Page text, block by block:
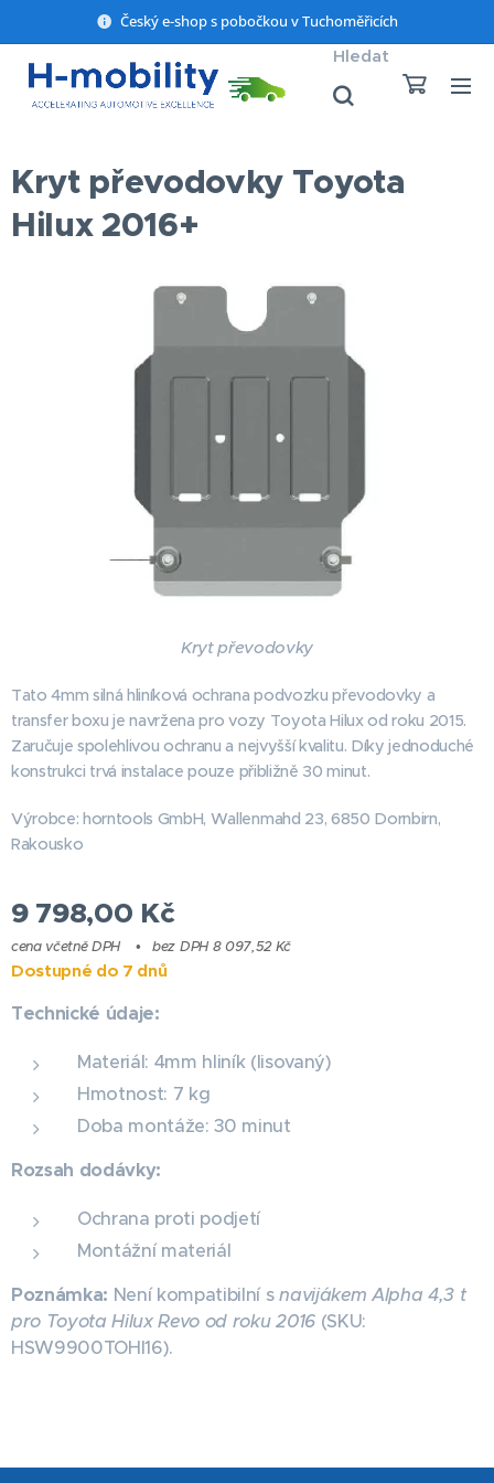
Český e-shop s pobočkou v Tuchoměřicích
Hledat
Kryt převodovky Toyota
Hilux 2016+
Kryt převodovky
Tato 4mm silná hliníková ochrana podvozku převodovky a
transfer boxu je navržena pro vozy Toyota Hilux od roku 2015.
Zaručuje spolehlivou ochranu a nejvyšší kvalitu. Díky jednoduché
konstrukci trvá instalace pouze přibližně 30 minut.
Výrobce: horntools GmbH, Wallenmahd 23, 6850 Dornbirn,
Rakousko
9 798,00 Kč
cena včetně DPH bez DPH 8 097,52 Kč
Dostupné do 7 dnů
Technické údaje:
Materiál: 4mm hliník (lisovaný)
Hmotnost: 7 kg
Doba montáže: 30 minut
Rozsah dodávky:
Ochrana proti podjetí
Montážní materiál
Poznámka: Není kompatibilní snavijákem Alpha 4,3 t
pro Toyota Hilux Revo od roku 2016(SKU:
HSW9900TOHI16).